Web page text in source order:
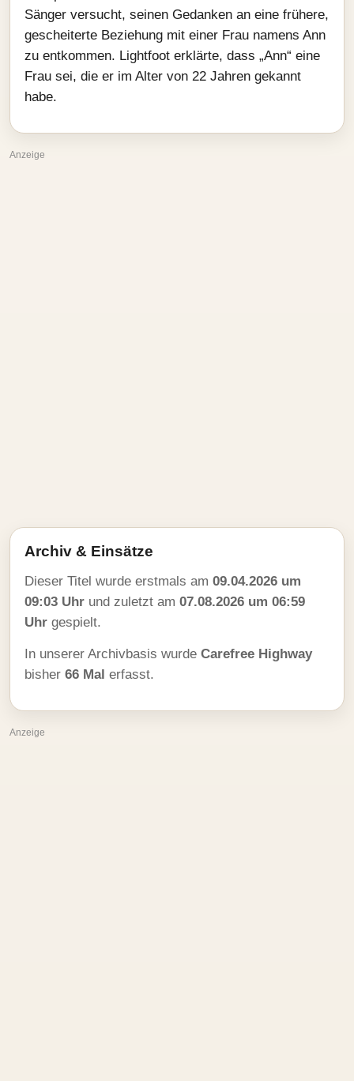
Sänger versucht, seinen Gedanken an eine frühere,
gescheiterte Beziehung mit einer Frau namens Ann
zu entkommen. Lightfoot erklärte, dass „Ann“ eine
Frau sei, die er im Alter von 22 Jahren gekannt
habe.
Anzeige
Archiv & Einsätze
Dieser Titel wurde erstmals am 09.04.2026 um
09:03 Uhr und zuletzt am 07.08.2026 um 06:59
Uhr gespielt.
In unserer Archivbasis wurde Carefree Highway
bisher 66 Mal erfasst.
Anzeige